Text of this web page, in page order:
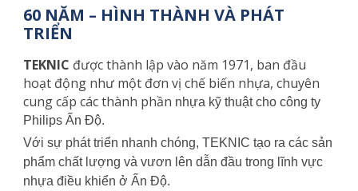
60 NĂM – HÌNH THÀNH VÀ PHÁT
TRIỂN
TEKNIC được thành lập vào năm 1971, ban đầu
hoạt động như một đơn vị chế biến nhựa, chuyên
cung cấp các thành phần nhựa kỹ thuật cho công ty
Philips Ấn Độ.
Với sự phát triển nhanh chóng, TEKNIC tạo ra các sản
phẩm chất lượng và vươn lên dẫn đầu trong lĩnh vực
nhựa điều khiển ở Ấn Độ.